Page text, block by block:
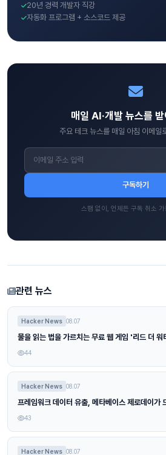
20년 경력 개발자 직강
자동화 프로그램 + 소스코드 제공
매일 AI·개발 뉴스를
주요 테크 뉴스를 매일 아침 이메일
구독하기
스팸 없이, 언제든 구독 취소 가
관련 뉴스
Hacker News 08.07
물을 읽는 법을 가르치는 무료 웹 게임 '리드 더 워
44
Hacker News 08.07
프레임워크 데이터 유출, 메타베이스 제로데이가
43
Hacker News 08.07